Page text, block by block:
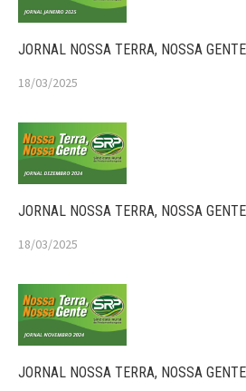
JORNAL NOSSA TERRA, NOSSA
18/03/2025
JORNAL NOSSA TERRA, NOSSA
18/03/2025
JORNAL NOSSA TERRA, NOSSA